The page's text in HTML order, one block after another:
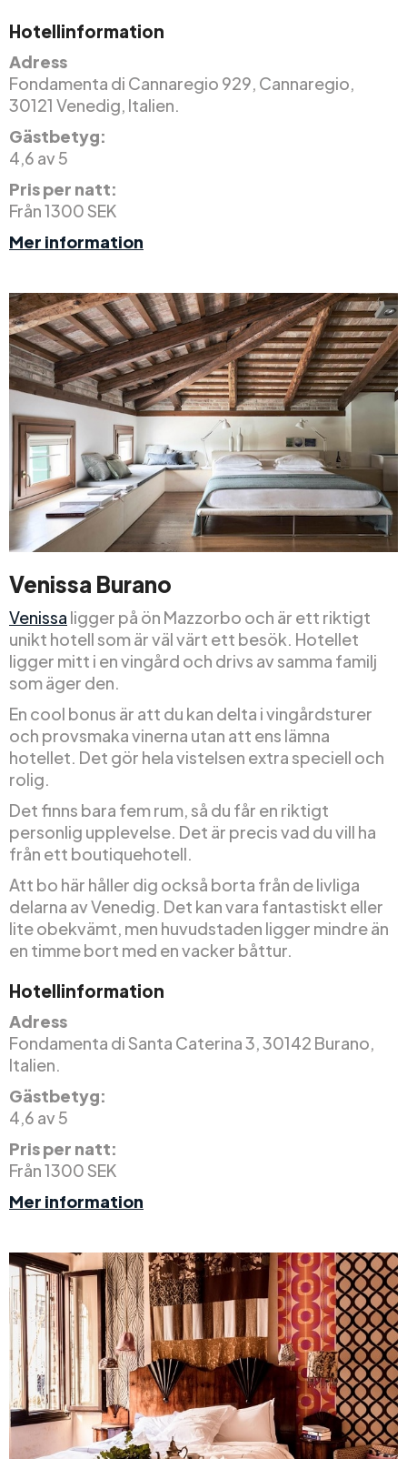
Hotellinformation
Adress
Fondamenta di Cannaregio 929, Cannaregio,
30121 Venedig, Italien.
Gästbetyg:
4,6 av 5
Pris per natt:
Från 1300 SEK
Mer information
Venissa Burano
Venissa ligger på ön Mazzorbo och är ett riktigt
unikt hotell som är väl värt ett besök. Hotellet
ligger mitt i en vingård och drivs av samma familj
som äger den.
En cool bonus är att du kan delta i vingårdsturer
och provsmaka vinerna utan att ens lämna
hotellet. Det gör hela vistelsen extra speciell och
rolig.
Det finns bara fem rum, så du får en riktigt
personlig upplevelse. Det är precis vad du vill ha
från ett boutiquehotell.
Att bo här håller dig också borta från de livliga
delarna av Venedig. Det kan vara fantastiskt eller
lite obekvämt, men huvudstaden ligger mindre än
en timme bort med en vacker båttur.
Hotellinformation
Adress
Fondamenta di Santa Caterina 3, 30142 Burano,
Italien.
Gästbetyg:
4,6 av 5
Pris per natt:
Från 1300 SEK
Mer information